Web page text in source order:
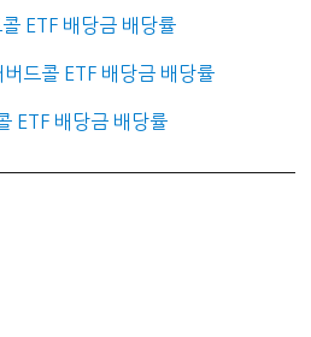
ETF 배당금 배당률
드콜 ETF 배당금 배당률
ETF 배당금 배당률